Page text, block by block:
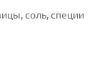
соль, специи